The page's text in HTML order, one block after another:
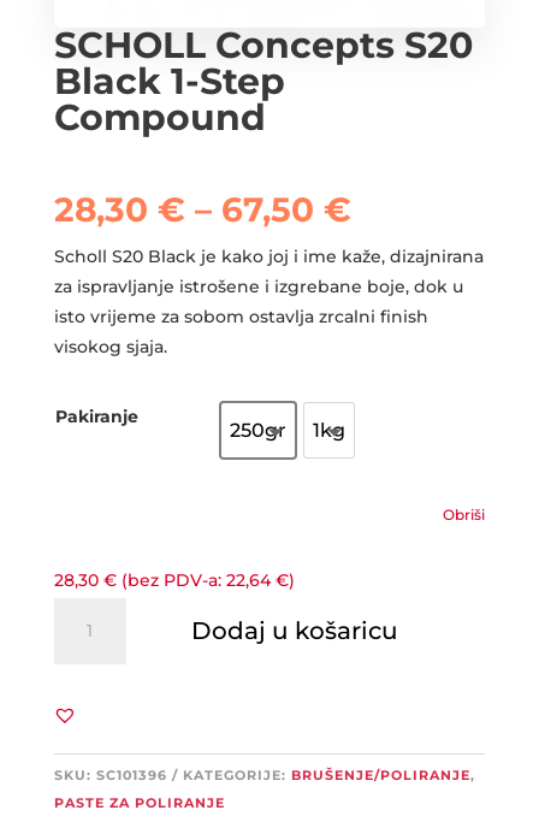
SCHOLL Concepts S20
Black 1-Step
Compound
28,30 € – 67,50 €Raspon
od
28,30 €
do
Scholl S20 Black je kako joj i ime kaže, dizajnirana
za ispravljanje istrošene i izgrebane boje, dok u
isto vrijeme za sobom ostavlja zrcalni finish
visokog sjaja.
Pakiranje
250gr
250gr
1kg
1kg
Obriši
28,30 € (bez PDV-a: 22,64€)
Concepts
1-
Step
Compound
količina
Dodaj u košaricu
SKU: SC101396 KATEGORIJE: BRUŠENJE/POLIRANJE,
PASTE ZA POLIRANJE